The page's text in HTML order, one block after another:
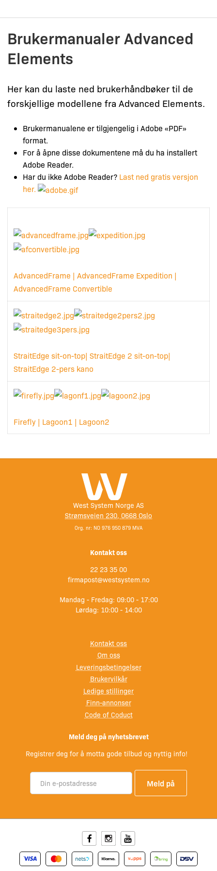
to
content
Brukermanualer Advanced
Elements
Her kan du laste ned brukerhåndbøker til de
forskjellige modellene fra Advanced Elements.
Brukermanualene er tilgjengelig i Adobe «PDF»
format.
For å åpne disse dokumentene må du ha installert
Adobe Reader.
Har du ikke Adobe Reader? Last ned gratis versjon
her.
AdvancedFrame | AdvancedFrame Expedition |
AdvancedFrame Convertible
StraitEdge sit-on-top| StraitEdge 2 sit-on-top|
StraitEdge 2-pers kano
Firefly | Lagoon1 | Lagoon2
West System Norge AS
Strømsveien 230, 0668 Oslo
Org. nr: NO 976 950 879 MVA
Kontakt oss
22 23 35 00
firmapost@westsystem.no
Mandag - Fredag: 09:00 - 17:00
Lørdag: 10:00 - 14:00
Kontakt oss
Om oss
Leveringsbetingelser
Brukervilkår
Ledige stillinger
Finn-annonser
Code of Coduct
Meld deg på nyhetsbrevet
Registrer deg for å motta gode tilbud og nyttig info!
FacebookInstagramYoutube